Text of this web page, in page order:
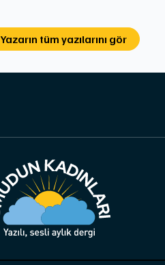
Yazarın tüm yazılarını gör